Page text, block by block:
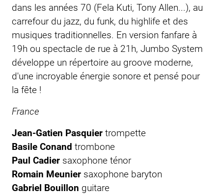
dans les années 70 (Fela Kuti, Tony Allen...), au
carrefour du jazz, du funk, du highlife et des
musiques traditionnelles. En version fanfare à
19h ou spectacle de rue à 21h, Jumbo System
développe un répertoire au groove moderne,
d'une incroyable énergie sonore et pensé pour
la fête !
France
Jean-Gatien Pasquier trompette
Basile Conand trombone
Paul Cadier saxophone ténor
Romain Meunier saxophone baryton
Gabriel Bouillon guitare